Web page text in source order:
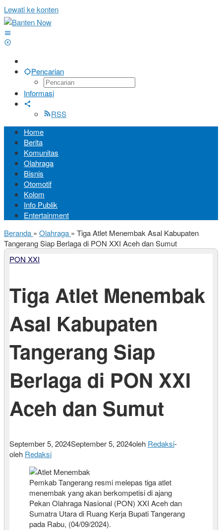
Lewati ke konten
Pencarian
Informasi
RSS
Home
Berita
Komunitas
Olahraga
Bisnis
Otomotif
Kolom
Info Publik
Entertainment
Beranda » Olahraga » Tiga Atlet Menembak Asal Kabupaten
Tangerang Siap Berlaga di PON XXI Aceh dan Sumut
PON XXI
Tiga Atlet Menembak
Asal Kabupaten
Tangerang Siap
Berlaga di PON XXI
Aceh dan Sumut
September 5, 2024September 5, 2024oleh Redaksi-
oleh Redaksi
Pemkab Tangerang resmi melepas tiga atlet
menembak yang akan berkompetisi di ajang
Pekan Olahraga Nasional (PON) XXI Aceh dan
Sumatra Utara di Ruang Kerja Bupati Tangerang
pada Rabu, (04/09/2024).